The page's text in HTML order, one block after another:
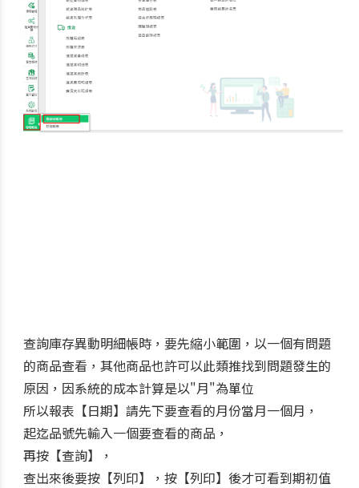
查詢庫存異動明細帳時，要先縮小範圍，以一個有問題
的商品查看，其他商品也許可以此類推找到問題發生的
原因，因系統的成本計算是以"月"為單位
所以報表【日期】請先下要查看的月份當月一個月，
起迄品號先輸入一個要查看的商品，
再按【查詢】，
查出來後要按【列印】，按【列印】後才可看到期初值